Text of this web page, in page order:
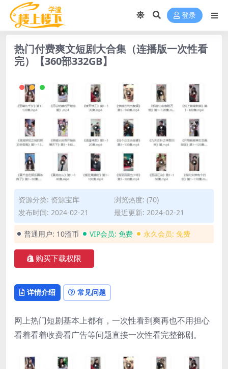
登录
热门付费爽文短剧大合集（连播版一次性看
完）【360部332GB】
资源分类: 资源宝库
浏览热度: (70)
发布时间: 2024-02-21
最近更新: 2024-02-21
普通用户: 10渣币 VIP会员: 免费 永久会员: 免费
购买下载权限
详情介绍 常见问题
网上热门短剧基本上都有，一次性看到爽再也不用担心
看着看着收费看广告等问题直接一次性看完整部剧。